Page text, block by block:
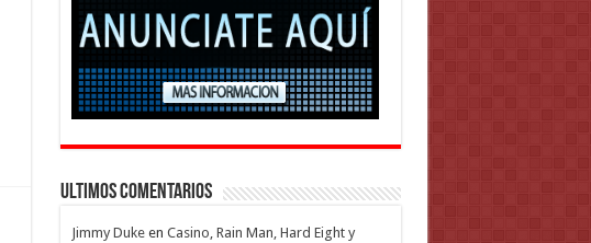
Ultimos Comentarios
Jimmy Dukeen Casino, Rain Man, Hard Eight y